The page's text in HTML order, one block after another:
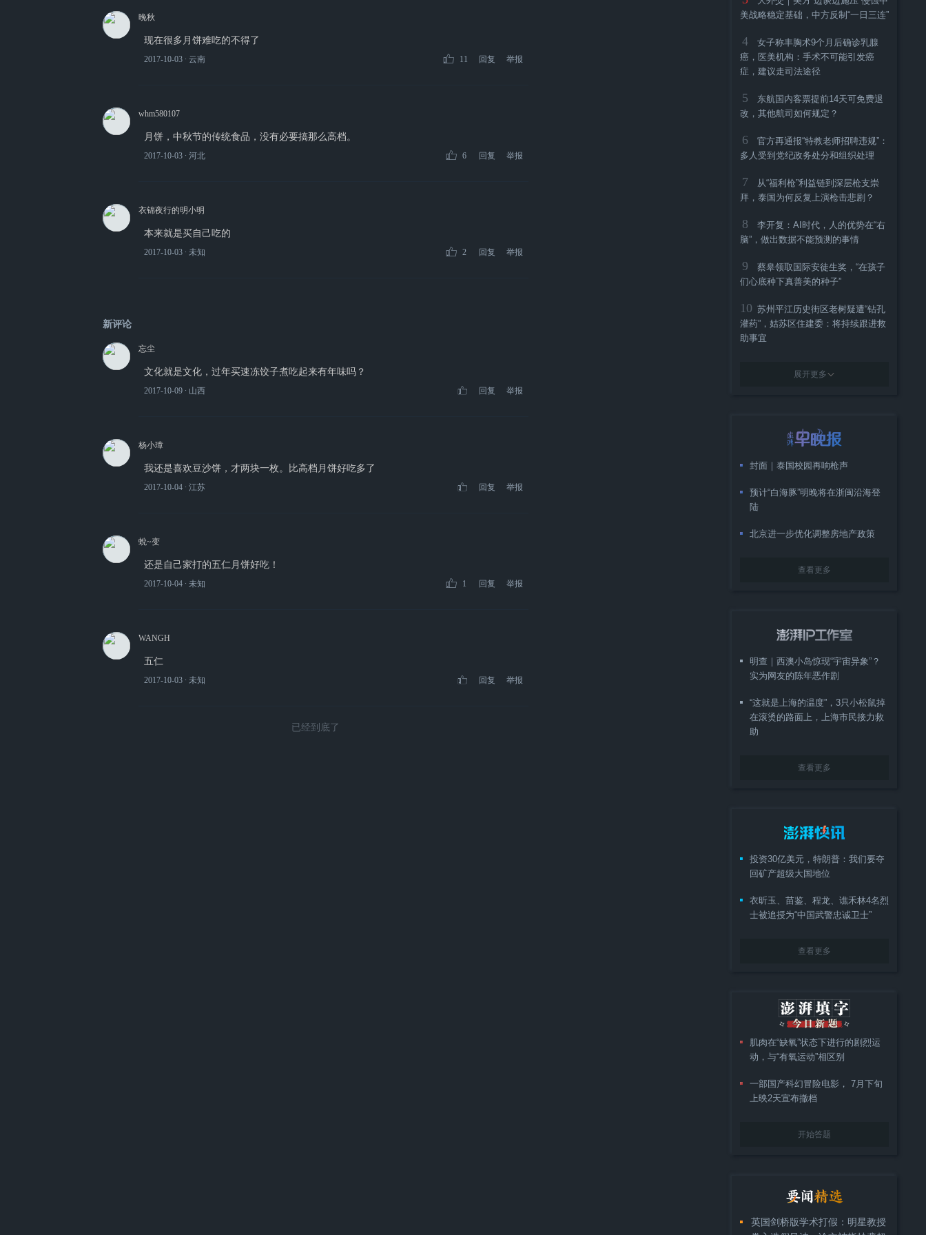
晚秋
现在很多月饼难吃的不得了
2017-10-03 ∙ 云南 11 回复 举报
whm580107
月饼，中秋节的传统食品，没有必要搞那么高档。
2017-10-03 ∙ 河北 6 回复 举报
衣锦夜行的明小明
本来就是买自己吃的
2017-10-03 ∙ 未知 2 回复 举报
新评论
忘尘
文化就是文化，过年买速冻饺子煮吃起来有年味吗？
2017-10-09 ∙ 山西 回复 举报
杨小璋
我还是喜欢豆沙饼，才两块一枚。比高档月饼好吃多了
2017-10-04 ∙ 江苏 回复 举报
蛻~变
还是自己家打的五仁月饼好吃！
2017-10-04 ∙ 未知 1 回复 举报
WANGH
五仁
2017-10-03 ∙ 未知 回复 举报
已经到底了
美战略稳定基础，中方反制“一日三连”
4
女子称丰胸术9个月后确诊乳腺
癌，医美机构：手术不可能引发癌
症，建议走司法途径
5
东航国内客票提前14天可免费退
改，其他航司如何规定？
6
官方再通报“特教老师招聘违规”：
多人受到党纪政务处分和组织处理
7
从“福利枪”利益链到深层枪支崇
拜，泰国为何反复上演枪击悲剧？
8
李开复：AI时代，人的优势在“右
脑”，做出数据不能预测的事情
9
蔡皋领取国际安徒生奖，“在孩子
们心底种下真善美的种子”
10 苏州平江历史街区老树疑遭“钻孔
灌药”，姑苏区住建委：将持续跟进救
助事宜
展开更多
封面｜泰国校园再响枪声
预计“白海豚”明晚将在浙闽沿海登
陆
北京进一步优化调整房地产政策
查看更多
明查｜西澳小岛惊现“宇宙异象”？
实为网友的陈年恶作剧
“这就是上海的温度”，3只小松鼠掉
在滚烫的路面上，上海市民接力救
助
查看更多
投资30亿美元，特朗普：我们要夺
回矿产超级大国地位
衣昕玉、苗鉴、程龙、谯禾林4名烈
士被追授为“中国武警忠诚卫士”
查看更多
肌肉在“缺氧”状态下进行的剧烈运
动，与“有氧运动”相区别
一部国产科幻冒险电影， 7月下旬
上映2天宣布撤档
开始答题
英国剑桥版学术打假：明星教授